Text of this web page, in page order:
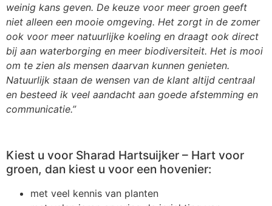
weinig kans geven. De keuze voor meer groen geeft
niet alleen een mooie omgeving. Het zorgt in de zomer
ook voor meer natuurlijke koeling en draagt ook direct
bij aan waterborging en meer biodiversiteit. Het is mooi
om te zien als mensen daarvan kunnen genieten.
Natuurlijk staan de wensen van de klant altijd centraal
en besteed ik veel aandacht aan goede afstemming en
communicatie.”
Kiest u voor Sharad Hartsuijker – Hart voor
groen, dan kiest u voor een hovenier:
met veel kennis van planten